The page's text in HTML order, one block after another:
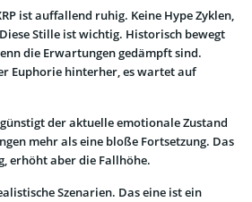
ist auffallend ruhig. Keine Hype Zyklen,
Stille ist wichtig. Historisch bewegt
die Erwartungen gedämpft sind.
Euphorie hinterher, es wartet auf
der aktuelle emotionale Zustand
mehr als eine bloße Fortsetzung. Das
erhöht aber die Fallhöhe.
Szenarien. Das eine ist ein